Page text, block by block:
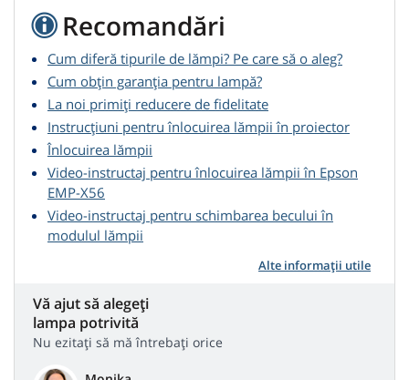
Recomandări
Cum diferă tipurile de lămpi? Pe care să o aleg?
Cum obțin garanția pentru lampă?
La noi primiți reducere de fidelitate
Instrucțiuni pentru înlocuirea lămpii în proiector
Înlocuirea lămpii
Video-instructaj pentru înlocuirea lămpii în Epson
EMP-X56
Video-instructaj pentru schimbarea becului în
modulul lămpii
Alte informații utile
Vă ajut să alegeți
lampa potrivită
Nu ezitați să mă întrebați orice